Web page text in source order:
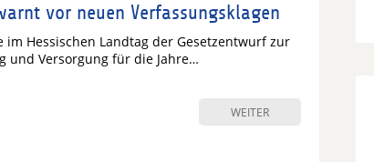
vor neuen Verfassungsklagen
im Hessischen Landtag der Gesetzentwurf zur
und Versorgung für die Jahre…
WEITER